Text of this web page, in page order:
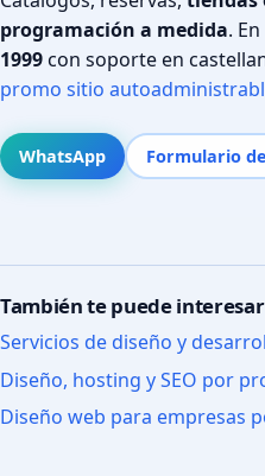
programación a medida.
1999con soporte en
promo sitio
WhatsApp Formulario
También te puede interesar
Servicios de diseño y
Diseño, hosting y SEO por
Diseño web para empresas